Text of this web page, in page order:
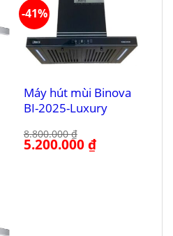
-41%
Máy hút mùi Binova
BI-2025-Luxury
8.800.000₫
Giá
gốc
5.200.000₫Giá
hiện